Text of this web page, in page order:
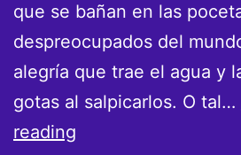
que se bañan en las
despreocupados del
alegría que trae el agua y
gotas al salpicarlos. O tal…
reading